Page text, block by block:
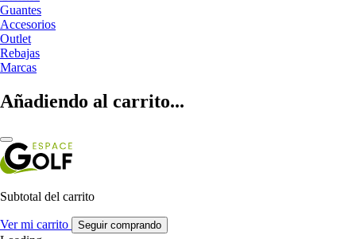
Guantes
Accesorios
Outlet
Rebajas
Marcas
Añadiendo al carrito...
Subtotal del carrito
Ver mi carrito Seguir comprando